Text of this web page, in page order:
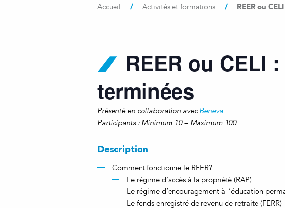
Accueil / Activités et formations / REER ou
REER ou CELI
terminées
Présenté en collaboration avec Beneva
Participants : Minimum 10 – Maximum 100
Description
Comment fonctionne le REER?
Le régime d’accès à la propriété (RAP)
Le régime d’encouragement à l’éducation
Le fonds enregistré de revenu de retraite (FERR)